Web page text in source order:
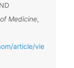
Medicine,
article/vie